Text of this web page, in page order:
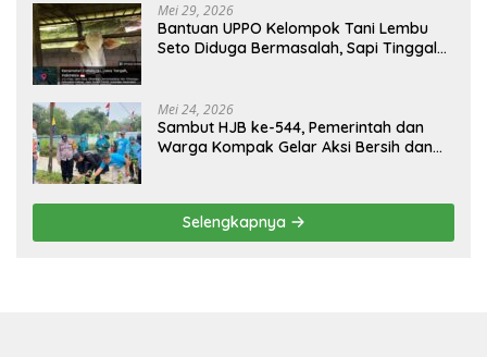
Mei 29, 2026
Bantuan UPPO Kelompok Tani Lembu
Seto Diduga Bermasalah, Sapi Tinggal
Mei 24, 2026
Sambut HJB ke-544, Pemerintah dan
Warga Kompak Gelar Aksi Bersih dan
Selengkapnya